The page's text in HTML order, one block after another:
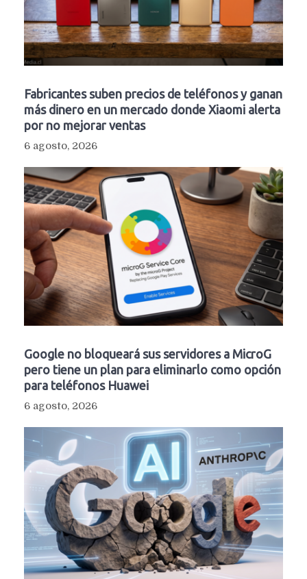
Fabricantes suben precios de teléfonos y ganan
más dinero en un mercado donde Xiaomi alerta
por no mejorar ventas
6 agosto, 2026
Google no bloqueará sus servidores a MicroG
pero tiene un plan para eliminarlo como opción
para teléfonos Huawei
6 agosto, 2026